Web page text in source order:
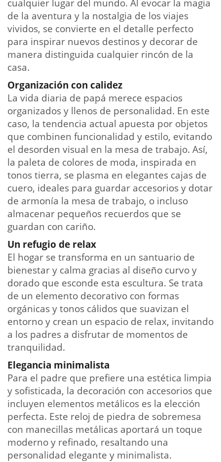
cualquier lugar del mundo. Al evocar la magia
de la aventura y la nostalgia de los viajes
vividos, se convierte en el detalle perfecto
para inspirar nuevos destinos y decorar de
manera distinguida cualquier rincón de la
casa.
Organización con calidez
La vida diaria de papá merece espacios
organizados y llenos de personalidad. En este
caso, la tendencia actual apuesta por objetos
que combinen funcionalidad y estilo, evitando
el desorden visual en la mesa de trabajo. Así,
la paleta de colores de moda, inspirada en
tonos tierra, se plasma en elegantes cajas de
cuero, ideales para guardar accesorios y dotar
de armonía la mesa de trabajo, o incluso
almacenar pequeños recuerdos que se
guardan con cariño.
Un refugio de relax
El hogar se transforma en un santuario de
bienestar y calma gracias al diseño curvo y
dorado que esconde esta escultura. Se trata
de un elemento decorativo con formas
orgánicas y tonos cálidos que suavizan el
entorno y crean un espacio de relax, invitando
a los padres a disfrutar de momentos de
tranquilidad.
Elegancia minimalista
Para el padre que prefiere una estética limpia
y sofisticada, la decoración con accesorios que
incluyen elementos metálicos es la elección
perfecta. Este reloj de piedra de sobremesa
con manecillas metálicas aportará un toque
moderno y refinado, resaltando una
personalidad elegante y minimalista.